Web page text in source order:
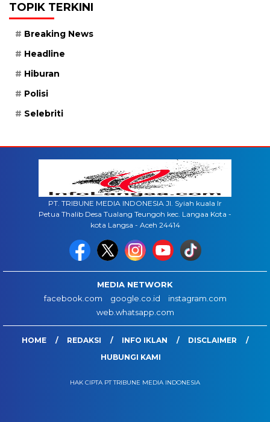
TOPIK TERKINI
Breaking News
Headline
Hiburan
Polisi
Selebriti
PT. TRIBUNE MEDIA INDONESIA Jl. Syiah kuala lr
Petua Thalib Desa Tualang Teungoh kec. Langaa Kota -
kota Langsa - Aceh 24414
MEDIA NETWORK
facebook.com
google.co.id
instagram.com
web.whatsapp.com
HOME REDAKSI INFO IKLAN
DISCLAIMER
HUBUNGI KAMI
HAK CIPTA PT TRIBUNE MEDIA INDONESIA